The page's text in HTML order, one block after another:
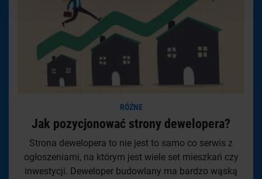
RÓŻNE
Jak pozycjonować strony dewelopera?
Strona dewelopera to nie jest to samo co serwis z
ogłoszeniami, na którym jest wiele set mieszkań czy
inwestycji. Deweloper budowlany ma bardzo wąską